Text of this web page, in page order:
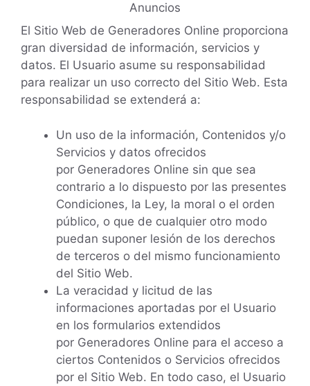
Anuncios
El Sitio Web de Generadores Online proporciona
gran diversidad de información, servicios y
datos. El Usuario asume su responsabilidad
para realizar un uso correcto del Sitio Web. Esta
responsabilidad se extenderá a:
Un uso de la información, Contenidos y/o
Servicios y datos ofrecidos
por Generadores Online sin que sea
contrario a lo dispuesto por las presentes
Condiciones, la Ley, la moral o el orden
público, o que de cualquier otro modo
puedan suponer lesión de los derechos
de terceros o del mismo funcionamiento
del Sitio Web.
La veracidad y licitud de las
informaciones aportadas por el Usuario
en los formularios extendidos
por Generadores Online para el acceso a
ciertos Contenidos o Servicios ofrecidos
por el Sitio Web. En todo caso, el Usuario